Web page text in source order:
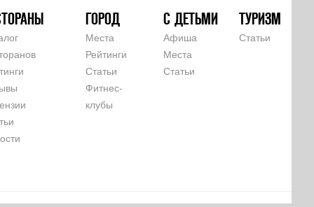
ГОРОД
Места
Рейтинги
Статьи
Фитнес-
клубы
С ДЕТЬМИ
Афиша
Места
Статьи
ТУРИЗМ
Статьи